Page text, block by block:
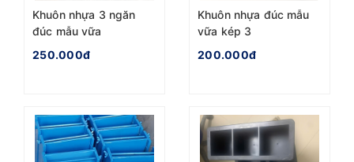
Khuôn nhựa 3 ngăn
đúc mẫu vữa
70x70x70mm
250.000đ
Khuôn nhựa đúc mẫu
vữa kép 3
40x40x160mm
200.000đ